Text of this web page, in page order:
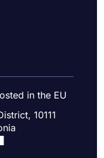
in the EU
10111